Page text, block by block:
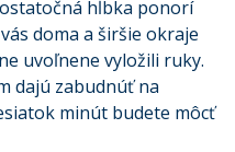
hĺbka ponorí
doma a širšie okraje
uvoľnene vyložili ruky.
dajú zabudnúť na
minút budete môcť